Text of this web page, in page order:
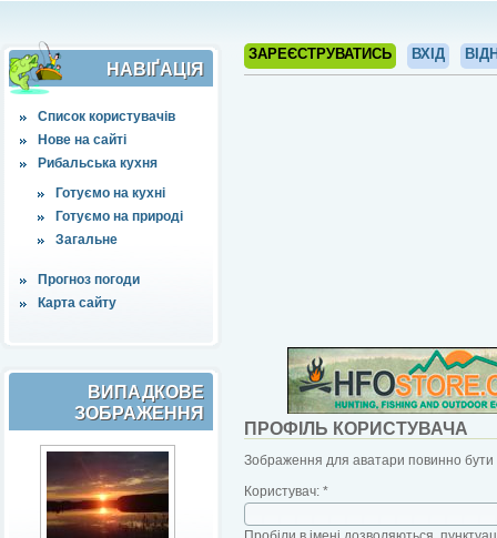
НАВІҐАЦІЯ
Список користувачів
Нове на сайті
Рибальська кухня
Готуємо на кухні
Готуємо на природі
Загальне
Прогноз погоди
Карта сайту
ВИПАДКОВЕ
ЗОБРАЖЕННЯ
ЗАРЕЄСТРУВАТИСЬ ВХІД
ПРОФІЛЬ КОРИСТУВАЧА
Зображення для аватари повинно бути
Користувач: *